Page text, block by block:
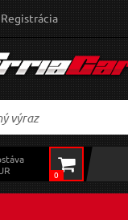
Registrácia
0